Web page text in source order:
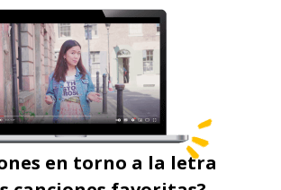
en torno a la letra